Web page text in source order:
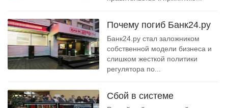
Почему погиб Банк24.ру
Банк24.ру стал заложником
собственной модели бизнеса и
слишком жесткой политики
регулятора по...
Сбой в системе